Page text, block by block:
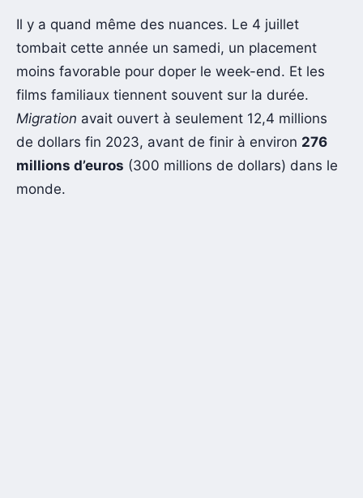
Il y a quand même des nuances. Le 4 juillet
tombait cette année un samedi, un placement
moins favorable pour doper le week-end. Et les
films familiaux tiennent souvent sur la durée.
Migration avait ouvert à seulement 12,4 millions
de dollars fin 2023, avant de finir à environ 276
millions d’euros (300 millions de dollars) dans le
monde.